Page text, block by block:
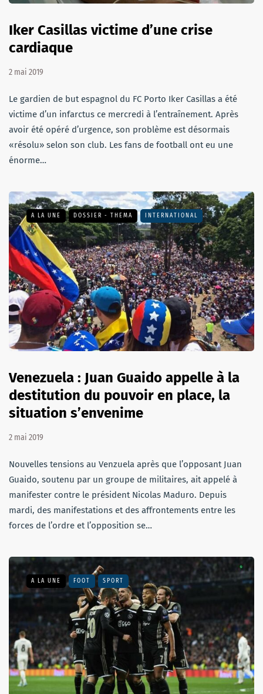
Iker Casillas victime d’une crise
cardiaque
2 mai 2019
Le gardien de but espagnol du FC Porto Iker Casillas a été
victime d’un infarctus ce mercredi à l’entraînement. Après
avoir été opéré d’urgence, son problème est désormais
«résolu» selon son club. Les fans de football ont eu une
énorme…
A LA UNE DOSSIER - THEMA INTERNATIONAL
Venezuela : Juan Guaido appelle à la
destitution du pouvoir en place, la
situation s’envenime
2 mai 2019
Nouvelles tensions au Venzuela après que l’opposant Juan
Guaido, soutenu par un groupe de militaires, ait appelé à
manifester contre le président Nicolas Maduro. Depuis
mardi, des manifestations et des affrontements entre les
forces de l’ordre et l’opposition se…
A LA UNE FOOT SPORT